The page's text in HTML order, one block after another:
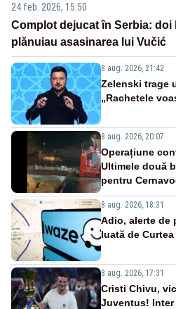
24 feb. 2026, 15:50
Complot dejucat în Serbia: doi
plănuiau asasinarea lui Vučić
8 aug. 2026, 21:42
Zelenski trage
„Rachetele
8 aug. 2026, 20:07
Operațiune
Ultimele două
pentru
8 aug. 2026, 18:31
Adio, alerte de
luată de
8 aug. 2026, 17:31
Cristi Chivu,
Juventus!